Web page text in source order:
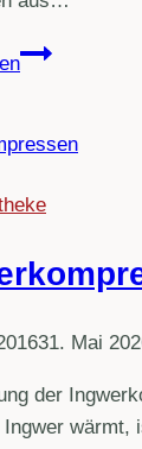
Die
31. Mai
der
wärmt,